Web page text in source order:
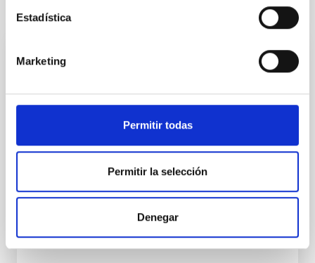
Estadística
Marketing
Permitir todas
Permitir la selección
Denegar
Te puede interesar
El Cielo
ejecución del programa Septenio, puesto en marcha
el pasado año. En este 2009 se ha sumado a la
lo declaró Año Internacional de la Astronomía, y que
marco del Septenio. EL CIELO puede dar lugar no